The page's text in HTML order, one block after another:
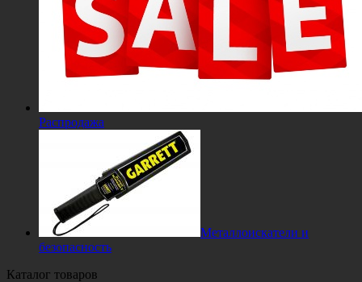
Распродажа
Металлоискатели и
безопасность
Каталог товаров